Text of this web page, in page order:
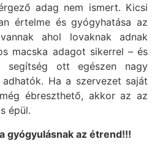
adag nem ismert. Kicsi
értelme és gyógyhatása az
ahol lovaknak adnak
macska adagot sikerrel – és
ott egészen nagy
Ha a szervezet saját
ébreszthető, akkor az az
épül.
gyógyulásnak az étrend!!!